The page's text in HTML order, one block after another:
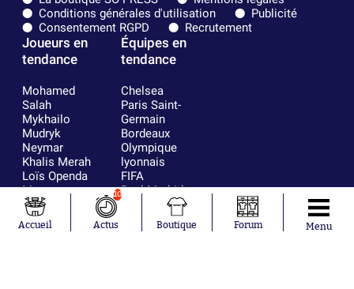
Conditions générales d'utilisation
Publicité
Consentement RGPD
Recrutement
Joueurs en
tendance
Mohamed
Salah
Mykhailo
Mudryk
Neymar
Khalis Merah
Loïs Openda
Moussa
Niakhaté
Nicolás
Tagliafico
Équipes en
tendance
Chelsea
Paris Saint-
Germain
Bordeaux
Olympique
lyonnais
FIFA
Real Madrid
RC Strasbourg
AC Milan
France
Accueil
10
Actus Boutique Forum Menu